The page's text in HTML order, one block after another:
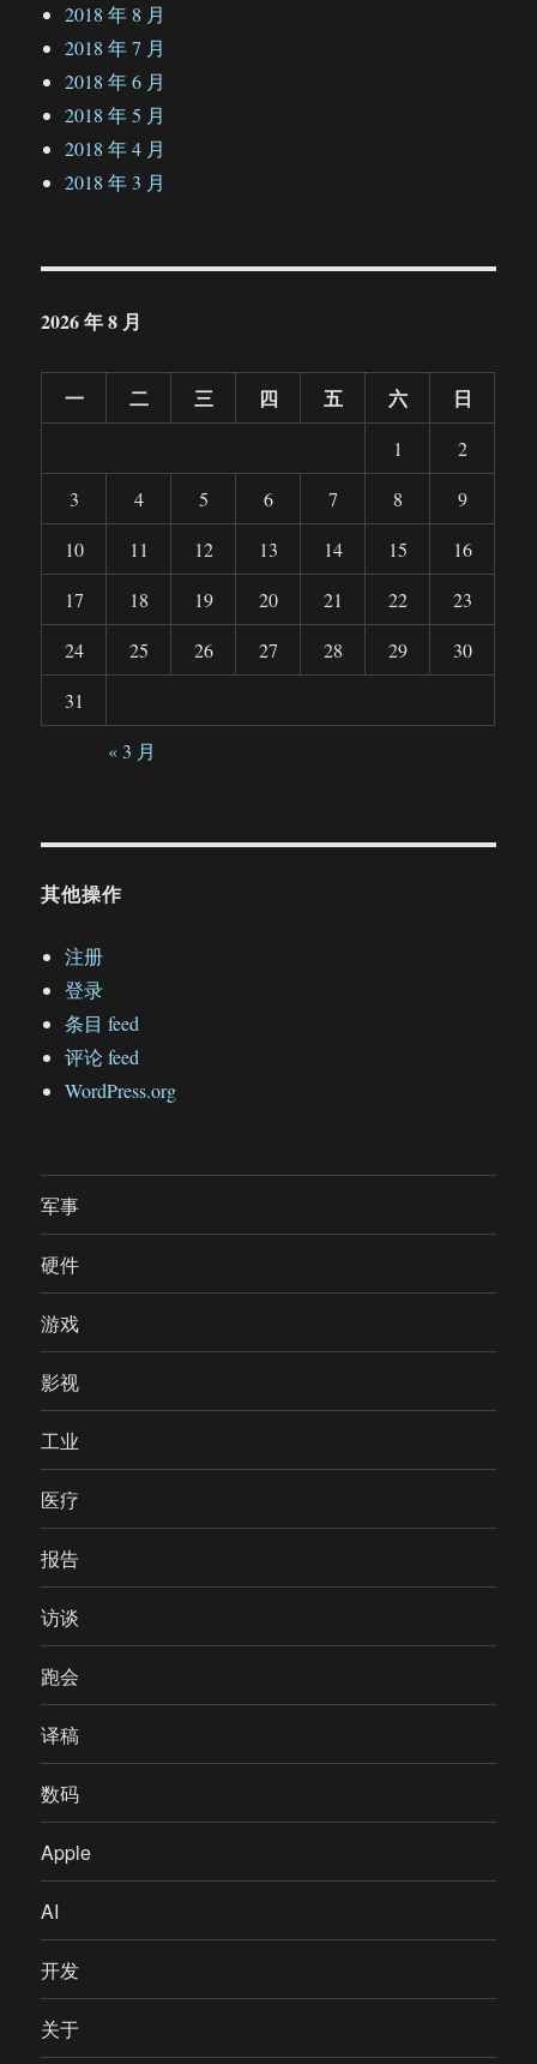
2018 年 8 月
2018 年 7 月
2018 年 6 月
2018 年 5 月
2018 年 4 月
2018 年 3 月
2026 年 8 月
一 二 三 四 五 六 日
1
2
3
4 5 6 7 8
9
10
11 12 13 14 15
16
17
18 19 20 21 22
23
24
25 26 27 28 29
30
31
« 3 月
其他操作
注册
登录
条目 feed
评论 feed
WordPress.org
军事
硬件
游戏
影视
工业
医疗
报告
访谈
跑会
译稿
数码
Apple
AI
开发
关于